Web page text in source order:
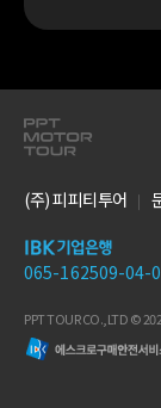
(주) 피피티투어
065-162509-04-
PPT TOUR CO.,LTD ©